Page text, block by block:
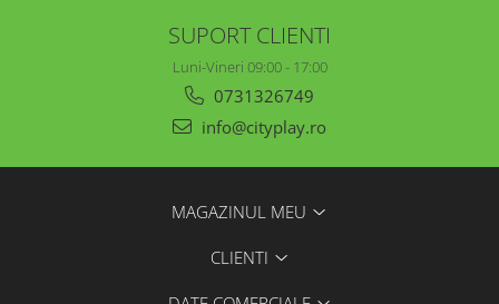
SUPORT CLIENTI
Luni-Vineri 09:00 - 17:00
0731326749
info@cityplay.ro
MAGAZINUL MEU
CLIENTI